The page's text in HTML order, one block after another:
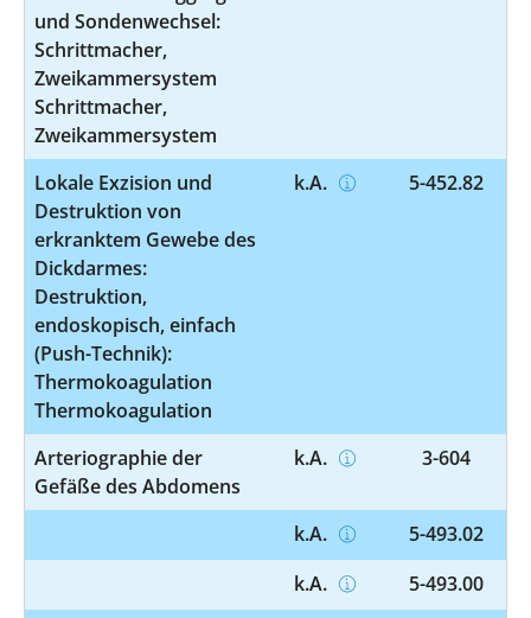
und Sondenwechsel:
Schrittmacher,
Zweikammersystem
Schrittmacher,
Zweikammersystem
Lokale Exzision und
Destruktion von
erkranktem Gewebe des
Dickdarmes:
Destruktion,
endoskopisch, einfach
(Push-Technik):
Thermokoagulation
Thermokoagulation
k.A. 5-452.82
Arteriographie der
Gefäße des Abdomens
k.A. 3-604
k.A.
5-493.02
k.A.
5-493.00